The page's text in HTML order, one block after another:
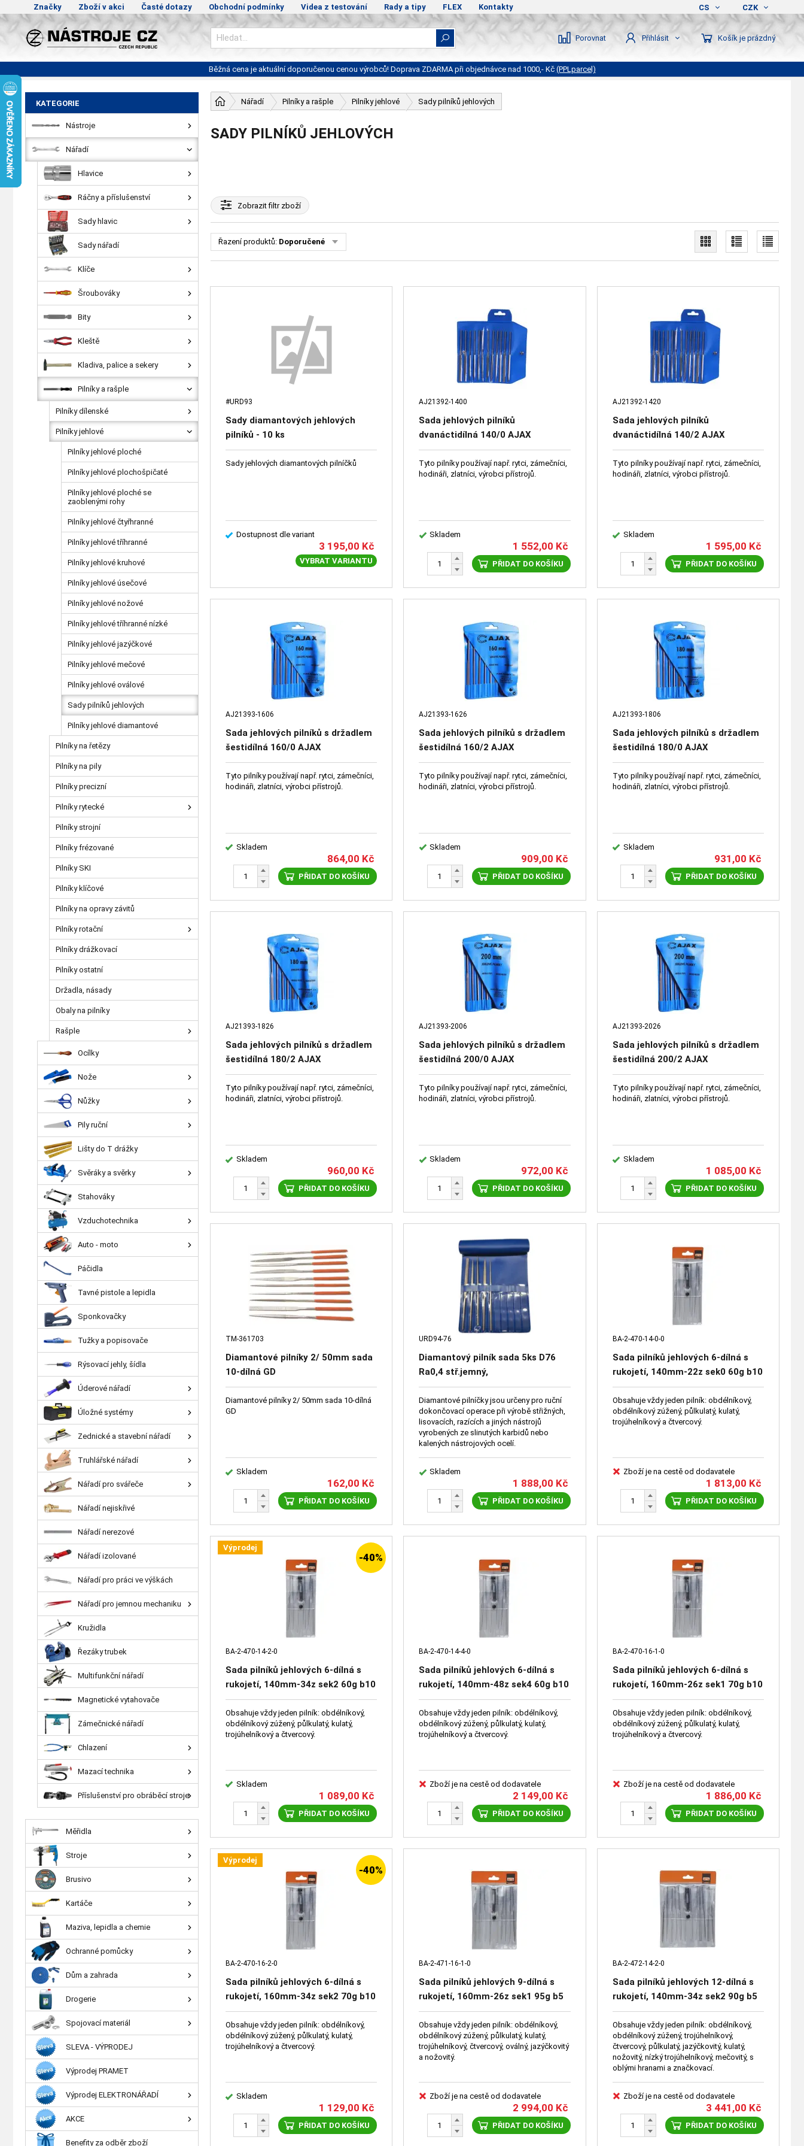
Značky Zboží v akci Časté dotazy Obchodní podmínky Videa z testování Rady a tipy FLEX Kontakty CS CZK
Porovnat Přihlásit Košík je prázdný
Běžná cena je aktuální doporučenou cenou výrobců! Doprava ZDARMA při objednávce nad 1000,- Kč (PPLparcel)
Nářadí Pilníky a rašple Pilníky jehlové Sady pilníků jehlových
SADY PILNÍKŮ JEHLOVÝCH
Zobrazitfiltr zboží
Řazení produktů: Doporučené
#URD93
Sady diamantových jehlových
pilníků - 10 ks
Sady jehlových diamantových pilníčků
Dostupnost dle variant
3 195,00 Kč
VYBRAT VARIANTU
AJ21392-1400
Sada jehlových pilníků
dvanáctidílná 140/0 AJAX
Tyto pilníky používají např. rytci, zámečníci,
hodináři, zlatníci, výrobci přístrojů.
Skladem
1 552,00 Kč
PŘIDAT DO KOŠÍKU
AJ21392-1420
Sada jehlových pilníků
dvanáctidílná 140/2 AJAX
Tyto pilníky používají např. rytci, zámečníci,
hodináři, zlatníci, výrobci přístrojů.
Skladem
1 595,00 Kč
PŘIDAT DO KOŠÍKU
AJ21393-1606
Sada jehlových pilníků s držadlem
šestidílná 160/0 AJAX
Tyto pilníky používají např. rytci, zámečníci,
hodináři, zlatníci, výrobci přístrojů.
Skladem
864,00 Kč
PŘIDAT DO KOŠÍKU
AJ21393-1626
Sada jehlových pilníků s držadlem
šestidílná 160/2 AJAX
Tyto pilníky používají např. rytci, zámečníci,
hodináři, zlatníci, výrobci přístrojů.
Skladem
909,00 Kč
PŘIDAT DO KOŠÍKU
AJ21393-1806
Sada jehlových pilníků s držadlem
šestidílná 180/0 AJAX
Tyto pilníky používají např. rytci, zámečníci,
hodináři, zlatníci, výrobci přístrojů.
Skladem
931,00 Kč
PŘIDAT DO KOŠÍKU
AJ21393-1826
Sada jehlových pilníků s držadlem
šestidílná 180/2 AJAX
Tyto pilníky používají např. rytci, zámečníci,
hodináři, zlatníci, výrobci přístrojů.
Skladem
960,00 Kč
PŘIDAT DO KOŠÍKU
AJ21393-2006
Sada jehlových pilníků s držadlem
šestidílná 200/0 AJAX
Tyto pilníky používají např. rytci, zámečníci,
hodináři, zlatníci, výrobci přístrojů.
Skladem
972,00 Kč
PŘIDAT DO KOŠÍKU
AJ21393-2026
Sada jehlových pilníků s držadlem
šestidílná 200/2 AJAX
Tyto pilníky používají např. rytci, zámečníci,
hodináři, zlatníci, výrobci přístrojů.
Skladem
1 085,00 Kč
PŘIDAT DO KOŠÍKU
TM-361703
Diamantové pilníky 2/ 50mm sada
10-dílná GD
Diamantové pilníky 2/ 50mm sada 10-dílná
GD
Skladem
162,00 Kč
PŘIDAT DO KOŠÍKU
URD94-76
Diamantový pilník sada 5ks D76
Ra0,4 stř.jemný,
obdél,kruh,čtverc,úseč,trojúh.vys.
Diamantové pilníčky jsou určeny pro ruční
dokončovací operace při výrobě střižných,
lisovacích, razících a jiných nástrojů
vyrobených ze slinutých karbidů nebo
kalených nástrojových ocelí.
Skladem
1 888,00 Kč
PŘIDAT DO KOŠÍKU
BA-2-470-14-0-0
Sada pilníků jehlových 6-dílná s
rukojetí, 140mm-22z sek0 60g b10
Obsahuje vždy jeden pilník: obdélníkový,
obdélníkový zúžený, půlkulatý, kulatý,
trojúhelníkový a čtvercový.
Zboží je na cestě od dodavatele
1 813,00 Kč
PŘIDAT DO KOŠÍKU
Výprodej
-40%
BA-2-470-14-2-0
Sada pilníků jehlových 6-dílná s
rukojetí, 140mm-34z sek2 60g b10
Obsahuje vždy jeden pilník: obdélníkový,
obdélníkový zúžený, půlkulatý, kulatý,
trojúhelníkový a čtvercový.
Skladem
1 089,00 Kč
PŘIDAT DO KOŠÍKU
BA-2-470-14-4-0
Sada pilníků jehlových 6-dílná s
rukojetí, 140mm-48z sek4 60g b10
Obsahuje vždy jeden pilník: obdélníkový,
obdélníkový zúžený, půlkulatý, kulatý,
trojúhelníkový a čtvercový.
Zboží je na cestě od dodavatele
2 149,00 Kč
PŘIDAT DO KOŠÍKU
BA-2-470-16-1-0
Sada pilníků jehlových 6-dílná s
rukojetí, 160mm-26z sek1 70g b10
Obsahuje vždy jeden pilník: obdélníkový,
obdélníkový zúžený, půlkulatý, kulatý,
trojúhelníkový a čtvercový.
Zboží je na cestě od dodavatele
1 886,00 Kč
PŘIDAT DO KOŠÍKU
Výprodej
-40%
BA-2-470-16-2-0
Sada pilníků jehlových 6-dílná s
rukojetí, 160mm-34z sek2 70g b10
Obsahuje vždy jeden pilník: obdélníkový,
obdélníkový zúžený, půlkulatý, kulatý,
trojúhelníkový a čtvercový.
Skladem
1 129,00 Kč
PŘIDAT DO KOŠÍKU
BA-2-471-16-1-0
Sada pilníků jehlových 9-dílná s
rukojetí, 160mm-26z sek1 95g b5
Obsahuje vždy jeden pilník: obdélníkový,
obdélníkový zúžený, půlkulatý, kulatý,
trojúhelníkový, čtvercový, oválný, jazýčkovitý
a nožovitý.
Zboží je na cestě od dodavatele
2 994,00 Kč
PŘIDAT DO KOŠÍKU
BA-2-472-14-2-0
Sada pilníků jehlových 12-dílná s
rukojetí, 140mm-34z sek2 90g b5
Obsahuje vždy jeden pilník: obdélníkový,
obdélníkový zúžený, trojúhelníkový,
čtvercový, půlkulatý, jazýčkovitý, kulatý,
nožovitý, nízký trojúhelníkový, mečovitý, s
oblými hranami a značkovací.
Zboží je na cestě od dodavatele
3 441,00 Kč
PŘIDAT DO KOŠÍKU
KATEGORIE
Nástroje
Nářadí
Hlavice
Ráčny a příslušenství
Sady hlavic
Sady nářadí
Klíče
Šroubováky
Bity
Kleště
Kladiva, palice a sekery
Pilníky a rašple
Pilníky dílenské
Pilníky jehlové
Pilníky jehlové ploché
Pilníky jehlové plochošpičaté
Pilníky jehlové ploché se
zaoblenými rohy
Pilníky jehlové čtyřhranné
Pilníky jehlové tříhranné
Pilníky jehlové kruhové
Pilníky jehlové úsečové
Pilníky jehlové nožové
Pilníky jehlové tříhranné nízké
Pilníky jehlové jazýčkové
Pilníky jehlové mečové
Pilníky jehlové oválové
Sady pilníků jehlových
Pilníky jehlové diamantové
Pilníky na řetězy
Pilníky na pily
Pilníky precizní
Pilníky rytecké
Pilníky strojní
Pilníky frézované
Pilníky SKI
Pilníky klíčové
Pilníky na opravy závitů
Pilníky rotační
Pilníky drážkovací
Pilníky ostatní
Držadla, násady
Obaly na pilníky
Rašple
Ocílky
Nože
Nůžky
Pily ruční
Lišty do T drážky
Svěráky a svěrky
Stahováky
Vzduchotechnika
Auto - moto
Páčidla
Tavné pistole a lepidla
Sponkovačky
Tužky a popisovače
Rýsovací jehly, šídla
Úderové nářadí
Úložné systémy
Zednické a stavební nářadí
Truhlářské nářadí
Nářadí pro svářeče
Nářadí nejiskřivé
Nářadí nerezové
Nářadí izolované
Nářadí pro práci ve výškách
Nářadí pro jemnou mechaniku
Kružidla
Řezáky trubek
Multifunkční nářadí
Magnetické vytahovače
Zámečnické nářadí
Chlazení
Mazací technika
Příslušenství pro obráběcí stroje
Měřidla
Stroje
Brusivo
Kartáče
Maziva, lepidla a chemie
Ochranné pomůcky
Dům a zahrada
Drogerie
Spojovací materiál
SLEVA - VÝPRODEJ
Výprodej PRAMET
Výprodej ELEKTRONÁŘADÍ
AKCE
Benefity za odběr zboží